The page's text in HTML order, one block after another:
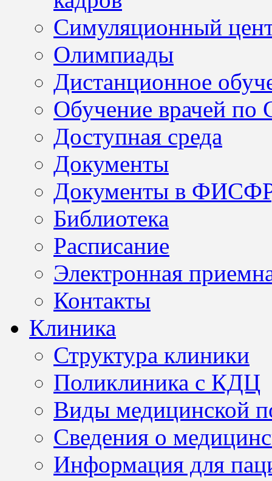
Симуляционный
Олимпиады
Дистанционное
Обучение врачей по
Доступная среда
Документы
Документы в
Библиотека
Расписание
Электронная
Контакты
Клиника
Структура клиники
Поликлиника с КДЦ
Виды медицинской
Сведения о
Информация для